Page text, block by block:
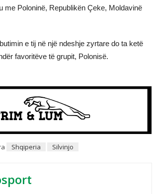
me Poloninë, Republikën Çeke, Moldavinë
e tij në një ndeshje zyrtare do ta ketë
favoritëve të grupit, Polonisë.
Shqiperia Silvinjo